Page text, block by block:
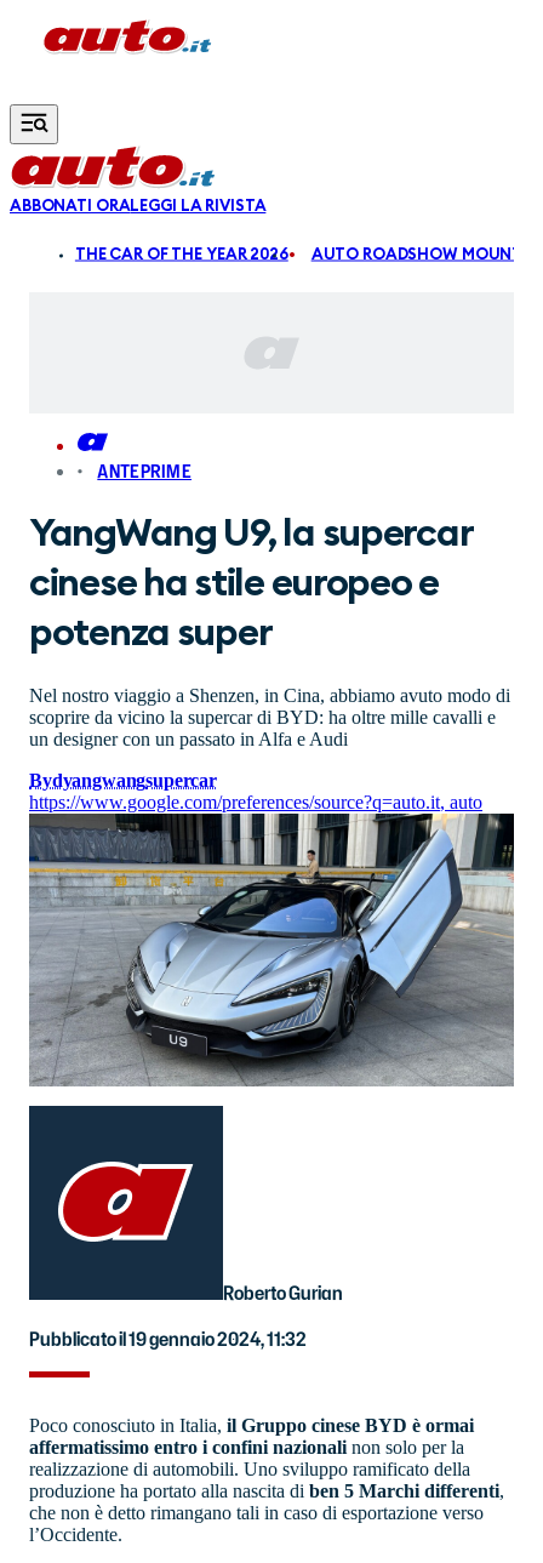
Vai al contenuto principale
ABBONATI ORALEGGI LA RIVISTA
THE CAR OF THE YEAR 2026 AUTO ROADSHOW
ANTEPRIME
YangWang U9, la supercar
cinese ha stile europeo e
potenza super
Nel nostro viaggio a Shenzen, in Cina, abbiamo avuto modo di
scoprire da vicino la supercar di BYD: ha oltre mille cavalli e
un designer con un passato in Alfa e Audi
Bydyangwangsupercar
https://www.google.com/preferences/source?q=auto.it, auto
Roberto Gurian
Pubblicato il 19 gennaio 2024, 11:32
Poco conosciuto in Italia, il Gruppo cinese BYD è ormai
affermatissimo entro i confini nazionali non solo per la
realizzazione di automobili. Uno sviluppo ramificato della
produzione ha portato alla nascita di ben 5 Marchi differenti,
che non è detto rimangano tali in caso di esportazione verso
l’Occidente.